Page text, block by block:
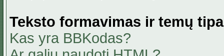
Teksto formavimas ir temų
Kas yra BBKodas?